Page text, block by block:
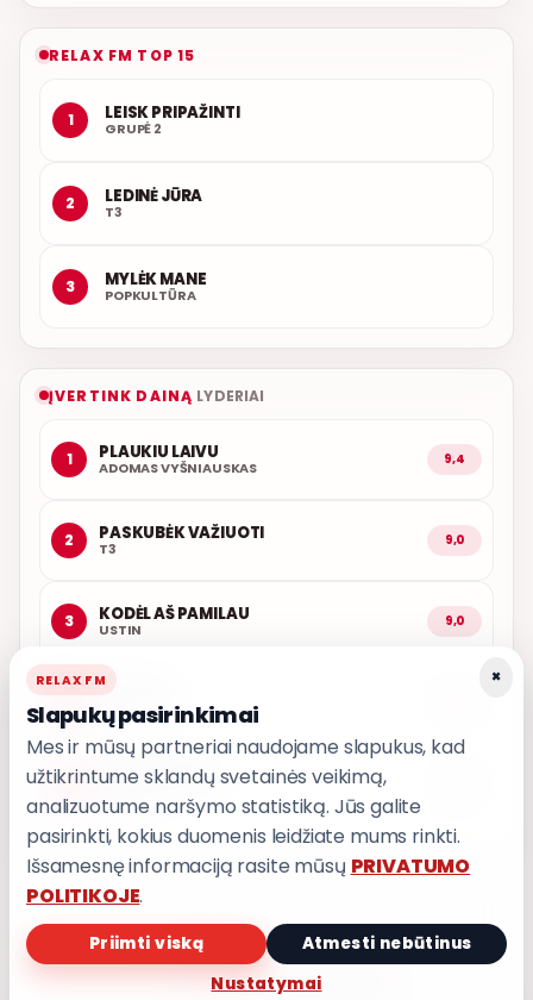
RELAX FM TOP 15
1 LEISK PRIPAŽINTI
GRUPĖ 2
2 LEDINĖ JŪRA
T3
3 MYLĖK MANE
POPKULTŪRA
ĮVERTINK DAINĄ LYDERIAI
1 PLAUKIU LAIVU
ADOMAS VYŠNIAUSKAS 9,4
2 PASKUBĖK VAŽIUOTI
T3 9,0
3 KODĖL AŠ PAMILAU
USTIN 9,0
T3
5 IŠ MANO ŠIRDIES
PRIVATUMO POLITIKA
Privatumo nustatymai
×
RELAX FM
Slapukų pasirinkimai
Mes ir mūsų partneriai naudojame slapukus, kad
užtikrintume sklandų svetainės veikimą,
analizuotume naršymo statistiką. Jūs galite
pasirinkti, kokius duomenis leidžiate mums rinkti.
Išsamesnę informaciją rasite mūsų PRIVATUMO
POLITIKOJE.
Priimti viską
Atmesti nebūtinus
Nustatymai